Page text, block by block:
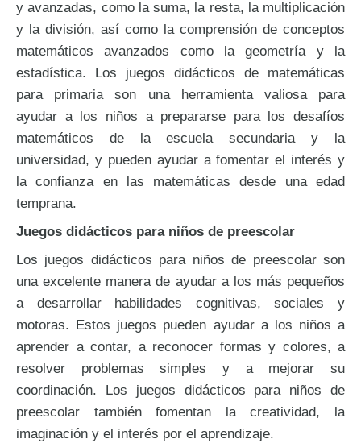
y avanzadas, como la suma, la resta, la multiplicación
y la división, así como la comprensión de conceptos
matemáticos avanzados como la geometría y la
estadística. Los juegos didácticos de matemáticas
para primaria son una herramienta valiosa para
ayudar a los niños a prepararse para los desafíos
matemáticos de la escuela secundaria y la
universidad, y pueden ayudar a fomentar el interés y
la confianza en las matemáticas desde una edad
temprana.
Juegos didácticos para niños de preescolar
Los juegos didácticos para niños de preescolar son
una excelente manera de ayudar a los más pequeños
a desarrollar habilidades cognitivas, sociales y
motoras. Estos juegos pueden ayudar a los niños a
aprender a contar, a reconocer formas y colores, a
resolver problemas simples y a mejorar su
coordinación. Los juegos didácticos para niños de
preescolar también fomentan la creatividad, la
imaginación y el interés por el aprendizaje.